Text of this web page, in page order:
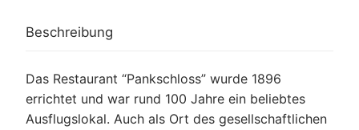
Beschreibung
Das Restaurant “Pankschloss” wurde 1896
errichtet und war rund 100 Jahre ein beliebtes
Ausflugslokal. Auch als Ort des gesellschaftlichen